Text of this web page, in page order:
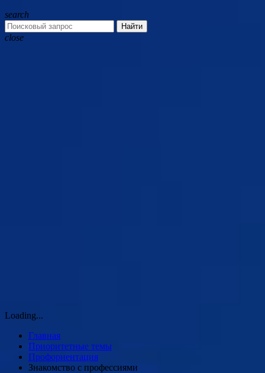
search
Найти
close
Loading...
Главная
Приоритетные темы
Профориентация
Знакомство с профессиями